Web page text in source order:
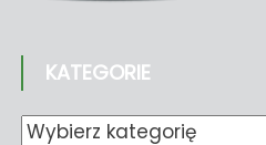
KATEGORIE
Kategorie